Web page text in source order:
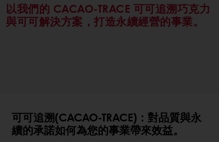
以我們的 CACAO-TRACE 可可追溯巧克力
與可可解決方案，打造永續經營的事業。
可可追溯(CACAO-TRACE)：對品質與永
續的承諾如何為您的事業帶來效益。